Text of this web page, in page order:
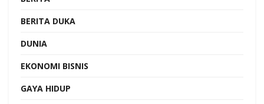
BERITA DUKA
DUNIA
EKONOMI BISNIS
GAYA HIDUP